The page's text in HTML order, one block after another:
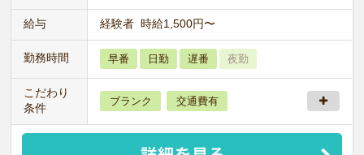
給与 経験者 時給1,500円〜
勤務時間 早番 日勤 遅番 夜勤
こだわり
条件
ブランク 交通費有